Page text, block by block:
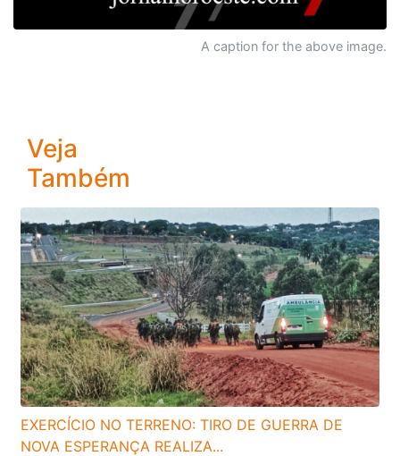
A caption for the above image.
Veja
Também
EXERCÍCIO NO TERRENO: TIRO DE GUERRA DE
NOVA ESPERANÇA REALIZA...